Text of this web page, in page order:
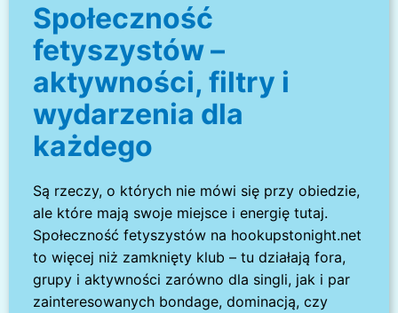
Społeczność
fetyszystów –
aktywności, filtry i
wydarzenia dla
każdego
Są rzeczy, o których nie mówi się przy obiedzie,
ale które mają swoje miejsce i energię tutaj.
Społeczność fetyszystów na hookupstonight.net
to więcej niż zamknięty klub – tu działają fora,
grupy i aktywności zarówno dla singli, jak i par
zainteresowanych bondage, dominacją, czy